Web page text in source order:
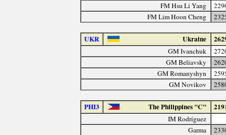
FM Hsu Li Yang
FM Lim Hoon Cheng
UKR Ukraine
GM Ivanchuk
GM Beliavsky
GM Romanyshyn
GM Novikov
PHI3 The Philippines "C"
IM Rodríguez
Garma